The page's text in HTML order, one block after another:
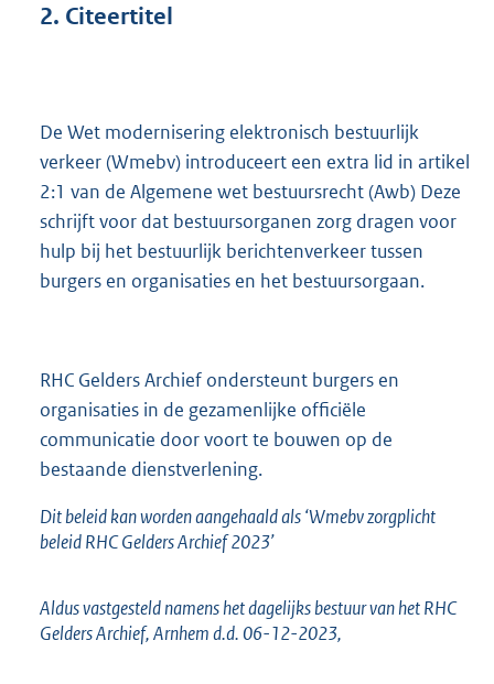
2. Citeertitel
De Wet modernisering elektronisch bestuurlijk
verkeer (Wmebv) introduceert een extra lid in artikel
2:1 van de Algemene wet bestuursrecht (Awb) Deze
schrijft voor dat bestuursorganen zorg dragen voor
hulp bij het bestuurlijk berichtenverkeer tussen
burgers en organisaties en het bestuursorgaan.
RHC Gelders Archief ondersteunt burgers en
organisaties in de gezamenlijke officiële
communicatie door voort te bouwen op de
bestaande dienstverlening.
Dit beleid kan worden aangehaald als ‘Wmebv zorgplicht
beleid RHC Gelders Archief 2023’
Aldus vastgesteld namens het dagelijks bestuur van het RHC
Gelders Archief, Arnhem d.d. 06-12-2023,